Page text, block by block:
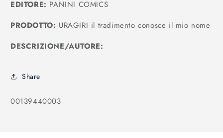
EDITORE: PANINI COMICS
PRODOTTO: URAGIRI il tradimento conosce il mio nome
DESCRIZIONE/AUTORE:
Share
SKU:
00139440003